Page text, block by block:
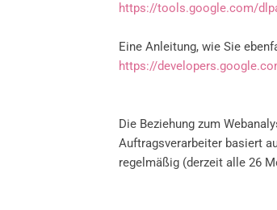
https://tools.google.com/
Eine Anleitung, wie Sie
https://
Die Beziehung zum
Auftragsverarbeiter basiert
regelmäßig (derzeit alle 26